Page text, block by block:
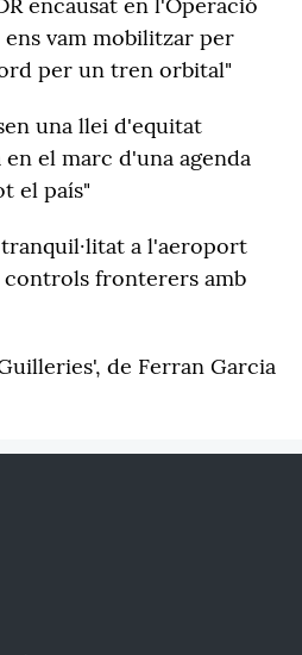
ens vam mobilitzar per
per un tren orbital"
una llei d'equitat
el marc d'una agenda
el país"
a l'aeroport
controls fronterers amb
de Ferran Garcia